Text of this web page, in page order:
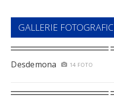
GALLERIE
Desdemona 14 FOTO